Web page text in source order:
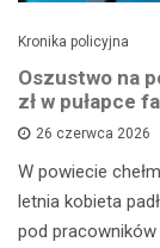
Kronika policyjna
Oszustwo na
zł w pułapce
26 czerwca 2026
W powiecie
letnia kobieta
pod